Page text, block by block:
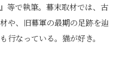
等で執筆。幕末取材では、古
や、旧幕軍の最期の足跡を辿
行なっている。猫が好き。